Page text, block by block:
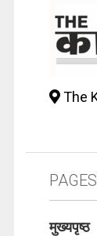
The
PAGES
मुख्यपृष्ठ